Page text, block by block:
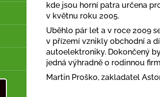
kde jsou horní patra určena
v květnu roku 2005.
Uběhlo pár let a v roce 2009
v přízemí vznikly obchodní a
autoelektroniky. Dokončený
jedná výhradně o rodinnou
Martin Proško, zakladatel